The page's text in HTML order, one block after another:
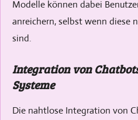
Modelle können dabei
anreichern, selbst wenn diese
sind.
Integration von
Systeme
Die nahtlose Integration von